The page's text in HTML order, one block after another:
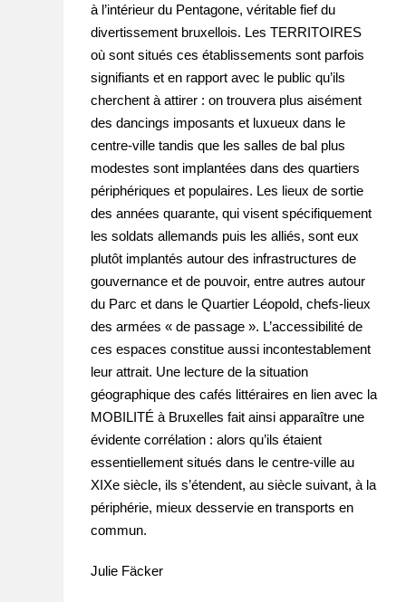
à l’intérieur du Pentagone, véritable fief du
divertissement bruxellois. Les TERRITOIRES
où sont situés ces établissements sont parfois
signifiants et en rapport avec le public qu’ils
cherchent à attirer : on trouvera plus aisément
des dancings imposants et luxueux dans le
centre-ville tandis que les salles de bal plus
modestes sont implantées dans des quartiers
périphériques et populaires. Les lieux de sortie
des années quarante, qui visent spécifiquement
les soldats allemands puis les alliés, sont eux
plutôt implantés autour des infrastructures de
gouvernance et de pouvoir, entre autres autour
du Parc et dans le Quartier Léopold, chefs-lieux
des armées « de passage ». L’accessibilité de
ces espaces constitue aussi incontestablement
leur attrait. Une lecture de la situation
géographique des cafés littéraires en lien avec la
MOBILITÉ à Bruxelles fait ainsi apparaître une
évidente corrélation : alors qu’ils étaient
essentiellement situés dans le centre-ville au
XIXe siècle, ils s’étendent, au siècle suivant, à la
périphérie, mieux desservie en transports en
commun.
Julie Fäcker